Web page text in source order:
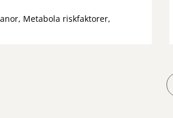
Metabola riskfaktorer,